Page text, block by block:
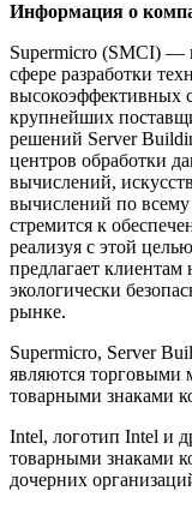
Информация о
Supermicro (SMCI) —
сфере разработки
высокоэффективных
крупнейших
решений Server
центров обработки
вычислений,
вычислений по
стремится к
реализуя с этой
предлагает
экологически
рынке.
Supermicro, Server
являются торговыми
товарными знаками
Intel, логотип Intel и
товарными знаками
дочерних